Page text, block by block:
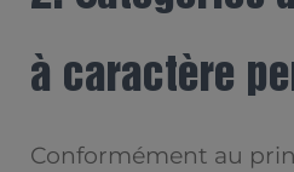
à caractère
Conformément au